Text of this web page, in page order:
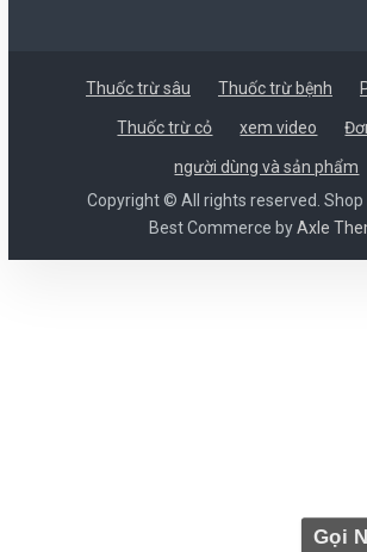
Thuốc trừ sâu Thuốc trừ bệnh
Thuốc trừ cỏ xem video
người dùng và sản phẩm
Copyright © All rights reserved.
Best Commerce byAxle
Gọi